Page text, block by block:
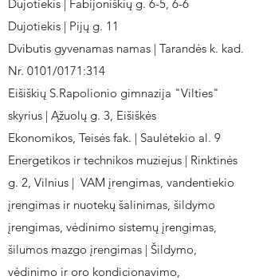
Dujotiekis | Fabijoniškių g. 6-5, 6-6
Dujotiekis | Pijų g. 11
Dvibutis gyvenamas namas | Tarandės k. kad.
Nr. 0101/0171:314
Eišiškių S.Rapolionio gimnazija "Vilties"
skyrius | Ąžuolų g. 3, Eišiškės
Ekonomikos, Teisės fak. | Saulėtekio al. 9
Energetikos ir technikos muziejus | Rinktinės
g. 2, Vilnius | VAM įrengimas, vandentiekio
įrengimas ir nuotekų šalinimas, šildymo
įrengimas, vėdinimo sistemų įrengimas,
šilumos mazgo įrengimas | Šildymo,
vėdinimo ir oro kondicionavimo,